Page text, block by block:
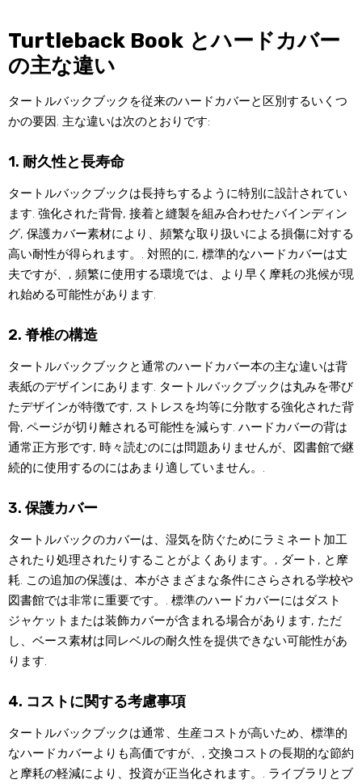
Turtleback Book とハードカバー
の主な違い
タートルバックブックを従来のハードカバーと区別するいくつ
かの要因. 主な違いは次のとおりです:
1. 耐久性と長寿命
タートルバックブックは長持ちするように特別に設計されてい
ます. 強化された背骨, 接着と縫製を組み合わせたバインディン
グ, 保護カバー素材により、頻繁な取り扱いによる損傷に対する
高い耐性が得られます。. 対照的に, 標準的なハードカバーは丈
夫ですが、, 頻繁に使用する環境では、より早く摩耗の兆候が現
れ始める可能性があります.
2. 脊椎の構造
タートルバックブックと通常のハードカバー本の主な違いは背
表紙のデザインにあります. タートルバックブックは丸みを帯び
たデザインが特徴です, ストレスを均等に分散する強化された背
骨, ページが切り離される可能性を減らす. ハードカバーの背は
通常正方形です, 時々読むのには問題ありませんが、図書館で継
続的に使用するのにはあまり適していません。.
3. 保護カバー
タートルバックのカバーは、湿気を防ぐためにラミネート加工
されたり処理されたりすることがよくあります。, ダート, と摩
耗. この追加の保護は、本がさまざまな条件にさらされる学校や
図書館では非常に重要です。. 標準のハードカバーにはダスト
ジャケットまたは装飾カバーが含まれる場合があります, ただ
し、ベース素材は同レベルの耐久性を提供できない可能性があ
ります.
4. コストに関する考慮事項
タートルバックブックは通常、生産コストが高いため、標準的
なハードカバーよりも高価ですが、, 交換コストの長期的な節約
と摩耗の軽減により、投資が正当化されます。. ライブラリとブ